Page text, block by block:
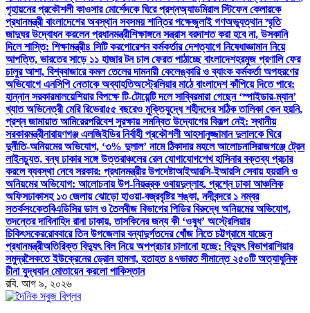
গৃহায়নের প্রকৌশলী কাওসার মোর্শেদকে ঘিরে প্রশ্নঅ্যাডমিরাল স্টিফেন কেলারকে
প্রধানমন্ত্রী বাংলাদেশের অবস্থান সবসময় শান্তির পক্ষেজুলাই গণঅভ্যুত্থান স্মৃতি
জাদুঘর উদ্বোধন করলেন প্রধানমন্ত্রীশিক্ষাঙ্গনে সন্ত্রাস বরদাশত করা হবে না, উসকানি
দিলে শাস্তি: শিক্ষামন্ত্রী৪ সিটি করপোরেশন কর্মকর্তার দেশত্যাগে নিষেধাজ্ঞামান নিয়ে
আপত্তি, ভারতের সাড়ে ১১ হাজার টন চাল ফেরত পাঠাচ্ছে বাংলাদেশহরমুজ প্রণালি ফের
চালুর আশা, বিশ্ববাজারে কমল তেলের দামনারী কেলেঙ্কারি ও ব্যাংক কর্মকর্তা অপহরণের
অভিযোগে এনসিপি নেতাকে অব্যাহতিঅস্ট্রেলিয়ার মাঠে বাংলাদেশ কাঁপিয়ে দিতে পারে:
হান্নান সরকারমালয়েশিয়ার বিপক্ষে টি-টোয়েন্টি দলে সাব্বিরমারা গেছেন ‘স্পাইডার-ম্যান’
খ্যাত অভিনেত্রী মেরি রিভেরা৫৫ বছরেও মুক্তিযুদ্ধে শহীদদের সঠিক তালিকা কেন হয়নি,
প্রশ্ন জামায়াত আমিরেরপরিবেশ সুরক্ষায় সমন্বিত উদ্যোগের বিকল্প নেই: স্থানীয়
সরকারমন্ত্রীনারায়ণগঞ্জ এলজিইডির নির্বাহী প্রকৌশলী আহসানুজ্জামান দুলালকে ঘিরে
দুর্নীতি-অনিয়মের অভিযোগ, ‘৩% দুলাল’ নামে ঠিকাদার মহলে আলোচনাসিরাজগঞ্জে ট্রেন
লাইনচ্যুত, বন্ধ ঢাকার সঙ্গে উত্তরাঞ্চলের রেল যোগাযোগশেখ হাসিনার বক্তব্য প্রচার
করলে ব্যবস্থা নেবে সরকার: প্রধানমন্ত্রীর উপদেষ্টাআইআরসি-ইআরসি সেবায় হয়রানি ও
অনিয়মের অভিযোগ: আলোচনায় উপ-নিয়ন্ত্রক ওবায়দুল্লাহ, প্রশ্নে ঢাকা আঞ্চলিক
অফিসঢাকাসহ ১৩ জেলায় ঝোড়ো হাওয়া-বজ্রবৃষ্টির শঙ্কা, নদীবন্দরে ১ নম্বর
সতর্কসংকেতবিএডিসির ডাল ও তৈলবীজ বিভাগের পিডির বিরুদ্ধে অনিয়মের অভিযোগ,
তদন্তের দাবিনাহিদ রানা ঢাকায়, তাসকিনের জন্য কী ‘ওষুধ’ অস্ট্রেলিয়ার
চিকিৎসকেররোববারে তিন উপজেলার বন্যাদুর্গতদের খোঁজ নিতে চট্টগ্রামে যাচ্ছেন
প্রধানমন্ত্রীঅতিরিক্ত বিদ্যুৎ বিল নিয়ে অপপ্রচার চালানো হচ্ছে: বিদ্যুৎ বিভাগরাশিয়ার
সমুদ্রসৈকতে ইউক্রেনের ড্রোন হামলা, হতাহত ৪৭ভারত সীমান্তে ২৫০টি অত্যাধুনিক
চীনা যুদ্ধযান মোতায়েন করলো পাকিস্তান
রবি. আগ ৯, ২০২৬